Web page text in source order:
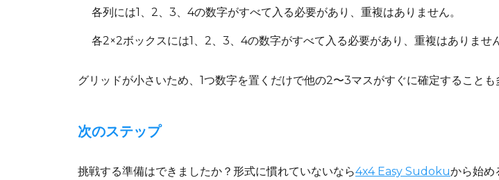
各列には1、2、3、4の数字がすべて入る必要があり、重複はありません。
各2×2ボックスには1、2、3、4の数字がすべて入る必要があり、重複はありませ
グリッドが小さいため、1つ数字を置くだけで他の2〜3マスがすぐに確定すること
次のステップ
挑戦する準備はできましたか？形式に慣れていないなら4x4 Easy Sudokuから始め